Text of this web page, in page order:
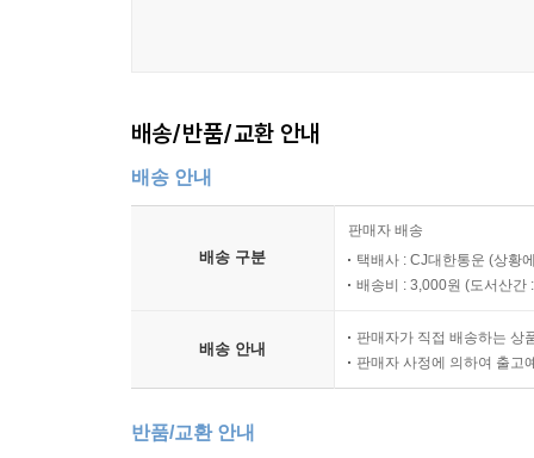
배송/반품/교환 안내
배송 안내
배송 구분
판매자 배송
택배사 : CJ대한통운 (상황
배송비 : 3,000원 (도서산간
배송 안내
판매자가 직접 배송하는 상
판매자 사정에 의하여 출고
반품/교환 안내